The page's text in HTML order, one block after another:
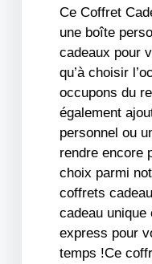
Ce Coffret
une boîte
cadeaux pour
qu’à choisir
occupons du
également
personnel ou
rendre encore
choix parmi
coffrets
cadeau unique
express pour
temps !Ce